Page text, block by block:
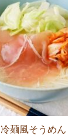
冷麺風そうめん